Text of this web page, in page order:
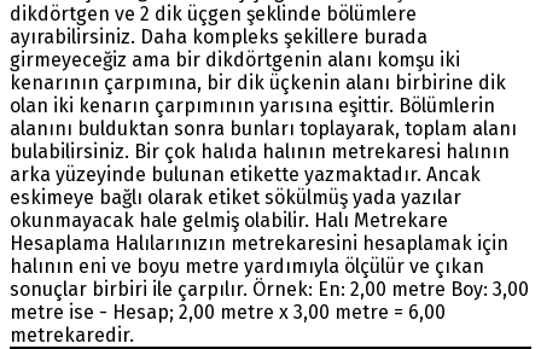
dikdörtgen ve 2 dik üçgen şeklinde bölümlere
ayırabilirsiniz. Daha kompleks şekillere burada
girmeyeceğiz ama bir dikdörtgenin alanı komşu iki
kenarının çarpımına, bir dik üçkenin alanı birbirine dik
olan iki kenarın çarpımının yarısına eşittir. Bölümlerin
alanını bulduktan sonra bunları toplayarak, toplam alanı
bulabilirsiniz. Bir çok halıda halının metrekaresi halının
arka yüzeyinde bulunan etikette yazmaktadır. Ancak
eskimeye bağlı olarak etiket sökülmüş yada yazılar
okunmayacak hale gelmiş olabilir. Halı Metrekare
Hesaplama Halılarınızın metrekaresini hesaplamak için
halının eni ve boyu metre yardımıyla ölçülür ve çıkan
sonuçlar birbiri ile çarpılır. Örnek: En: 2,00 metre Boy: 3,00
metre ise - Hesap; 2,00 metre x 3,00 metre = 6,00
metrekaredir.